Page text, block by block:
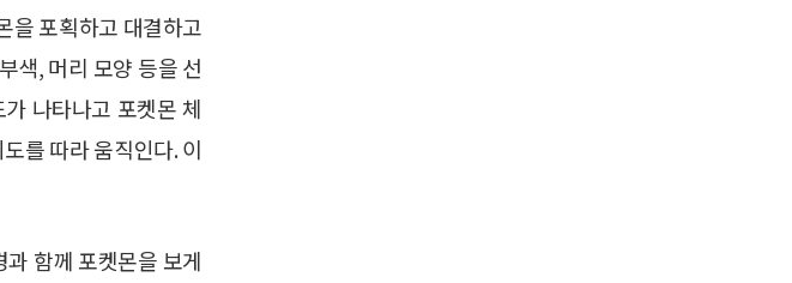
을 포획하고 대결하고
색, 머리 모양 등을 선
나타나고 포켓몬 체
를 따라 움직인다. 이
함께 포켓몬을 보게